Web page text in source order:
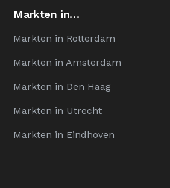
Markten in…
Markten in Rotterdam
Markten in Amsterdam
Markten in Den Haag
Markten in Utrecht
Markten in Eindhoven